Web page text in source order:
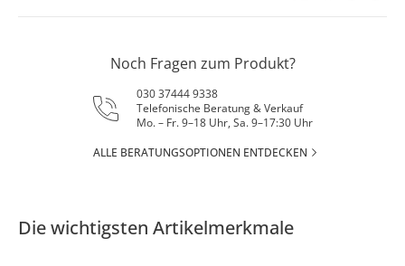
Noch Fragen zum Produkt?
030 37444 9338
Telefonische Beratung & Verkauf
Mo. – Fr. 9–18 Uhr, Sa. 9–17:30 Uhr
ALLE BERATUNGSOPTIONEN ENTDECKEN
Die wichtigsten Artikelmerkmale